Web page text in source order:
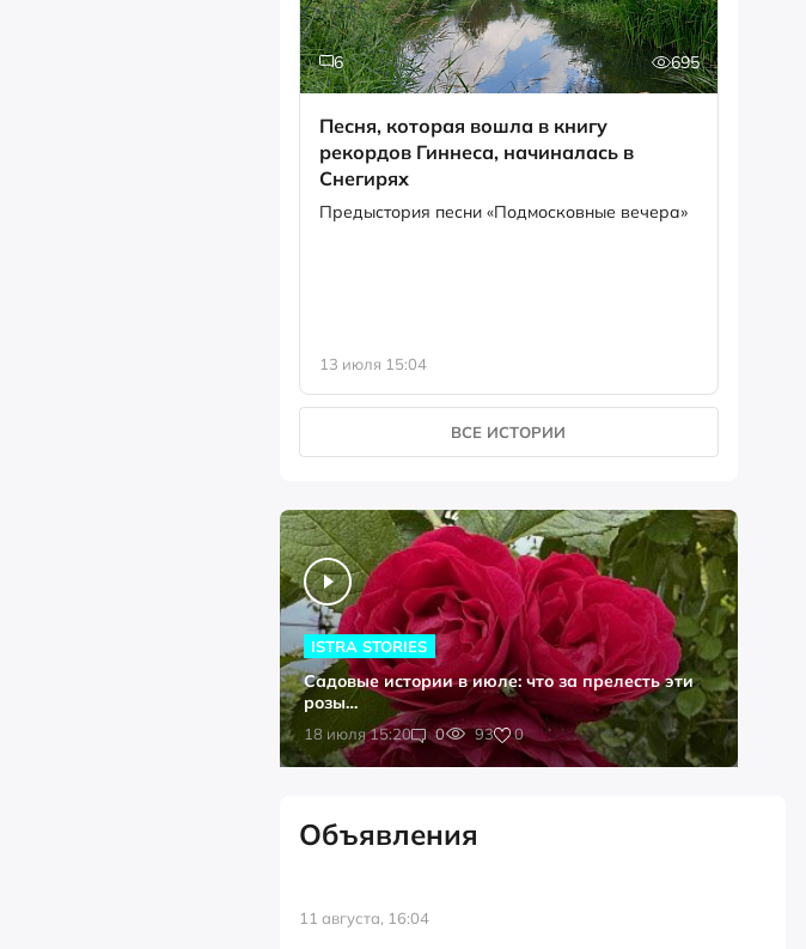
6 695
Песня, которая вошла в книгу
рекордов Гиннеса, начиналась в
Снегирях
Предыстория песни «Подмосковные вечера»
13 июля 15:04
ВСЕ ИСТОРИИ
18 июля 15:20 0 93 0
ISTRA STORIES
Садовые истории в июле: что за прелесть эти
розы…
Объявления
11 августа, 16:04